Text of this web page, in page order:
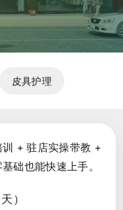
皮具护理
+ 驻店实操带教 +
础也能快速上手。
）